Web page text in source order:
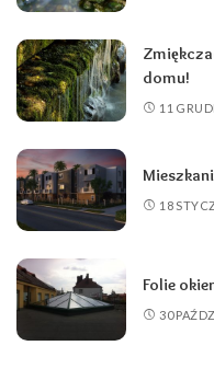
domu!
11
18
Folie
30